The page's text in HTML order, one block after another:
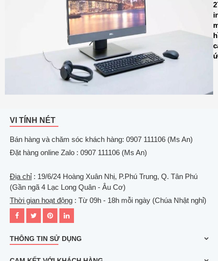
VI TÍNH NÉT
Bán hàng và chăm sóc khách hàng: 0907 111106 (Ms An)
Đặt hàng online Zalo : 0907 111106 (Ms An)
Địa chỉ: 19/6/24 Hoàng Xuân Nhị, P.Phú Trung, Q. Tân Phú
(Gần ngã 4 Lạc Long Quân - Âu Cơ)
Thời gian hoạt động : Từ 09h - 18h mỗi ngày (Chúa Nhật nghỉ)
THÔNG TIN SỬ DỤNG